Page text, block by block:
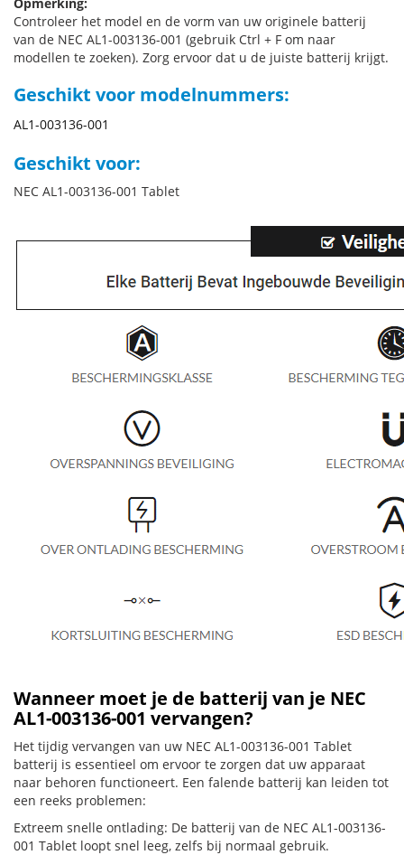
Controleer het model en de vorm van uw originele batterij
van de NEC AL1-003136-001 (gebruik Ctrl + F om naar
modellen te zoeken). Zorg ervoor dat u de juiste batterij krijgt.
Geschikt voor modelnummers:
AL1-003136-001
Geschikt voor:
NEC AL1-003136-001 Tablet
Wanneer moet je de batterij van je NEC
AL1-003136-001 vervangen?
Het tijdig vervangen van uw NEC AL1-003136-001 Tablet
batterij is essentieel om ervoor te zorgen dat uw apparaat
naar behoren functioneert. Een falende batterij kan leiden tot
een reeks problemen:
Extreem snelle ontlading: De batterij van de NEC AL1-003136-
001 Tablet loopt snel leeg, zelfs bij normaal gebruik.